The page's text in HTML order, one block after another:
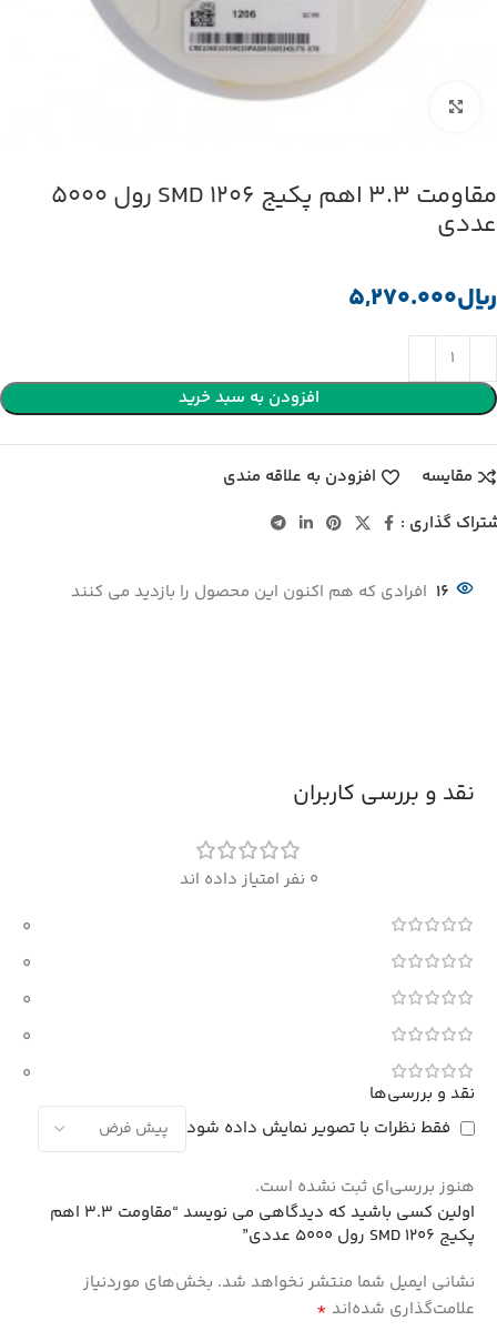
مقاومت 3.3 اهم پکیج 1206 SMD رول 5000
عددی
﷼
افزودن به سبد خرید
مقایسه
افزودن به علاقه مندی
گذاری :
16 افرادی که هم اکنون این محصول را بازدید می کنند
نقد و بررسی کاربران
0 نفر امتیاز داده اند
0
0
0
0
0
نقد و بررسی‌ها
فقط نظرات با تصویر نمایش داده شود
هنوز بررسی‌ای ثبت نشده است.
اولین کسی باشید که دیدگاهی می نویسد “مقاومت 3.3 اهم
پکیج 1206 SMD رول 5000 عددی”
نشانی ایمیل شما منتشر نخواهد شد. بخش‌های موردنیاز
علامت‌گذاری شده‌اند *